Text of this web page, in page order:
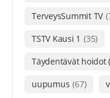
TerveysSummit TV
TSTV Kausi 1 (35)
Täydentävät hoidot
uupumus (67)